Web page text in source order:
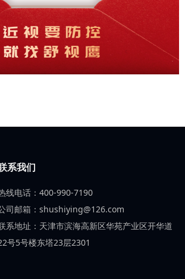
系我们
线电话：400-990-7190
司邮箱：shushiying@126.com
系地址：天津市滨海高新区华苑产业区开华道
号5号楼东塔23层2301